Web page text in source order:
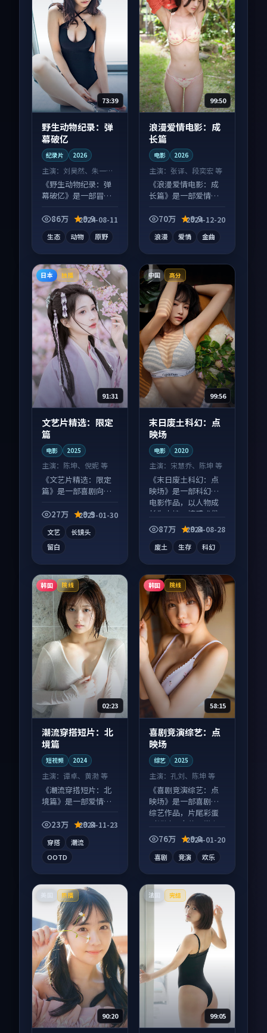
73:39
野生动物纪录：弹
幕破亿
纪录片 2026
主演： 刘昊然、朱一龙
等
《野生动物纪录：弹
幕破亿》是一部冒险
紧凑信息量大，适合
86万 9.9
2024-08-11
生态 动物 原野
99:50
浪漫爱情电影：成
长篇
电影 2026
主演： 张译、段奕宏 等
《浪漫爱情电影：成
长篇》是一部爱情向
长为内核，情感戏份
70万 9.9
2024-12-20
浪漫 爱情 金曲
日本 独播
91:31
文艺片精选：限定
篇
电影 2025
主演： 陈坤、倪妮 等
《文艺片精选：限定
篇》是一部喜剧向电
高，适合配弹幕观
27万 9.9
2025-01-30
文艺
长镜头
留白
中国 高分
99:56
末日废土科幻：点
映场
电影 2020
主演： 宋慧乔、陈坤 等
《末日废土科幻：点
映场》是一部科幻向
电影作品，以人物成
长为内核，情感戏份
扎实。
87万 9.8
2024-08-28
废土 生存 科幻
韩国 院线
02:23
潮流穿搭短片：北
境篇
短视频 2024
主演： 谭卓、黄渤 等
《潮流穿搭短片：北
境篇》是一部爱情向
事并行，细节值得二
23万 9.8
2024-11-23
穿搭
潮流
OOTD
韩国 院线
58:15
喜剧竞演综艺：点
映场
综艺 2025
主演：孔刘、陈坤 等
《喜剧竞演综艺：点
映场》是一部喜剧向
综艺作品，片尾彩蛋
别错过，字幕区常有
惊喜。
76万 9.8
2024-01-20
喜剧 竞演 欢乐
热播
90:20
法国 完结
99:05